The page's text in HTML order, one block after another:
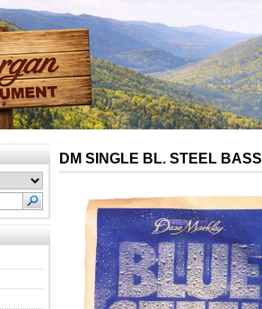
DM SINGLE BL. STEEL